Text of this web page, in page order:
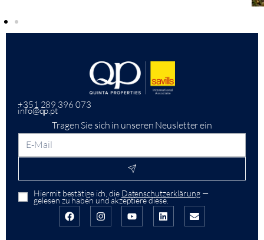
+351 289 396 073
info@qp.pt
Tragen Sie sich in unseren Neusletter ein
Hiermit bestätige ich, die Datenschutzerklärung—
gelesen zu haben und akzeptiere diese.